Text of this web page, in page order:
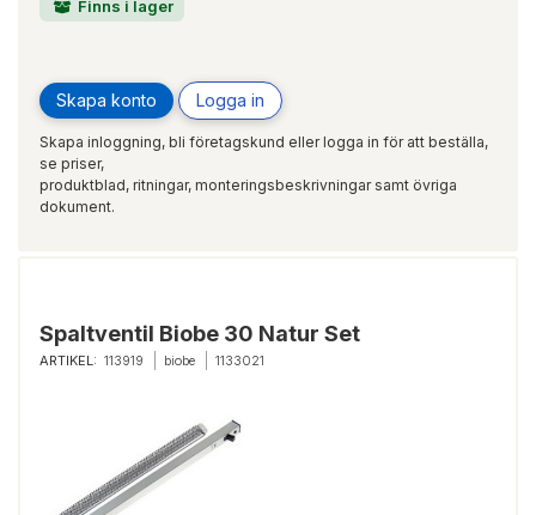
Finns i lager
Skapa konto Logga in
Skapa inloggning, bli företagskund eller logga in för att beställa,
se priser,
produktblad, ritningar, monteringsbeskrivningar samt övriga
dokument.
Spaltventil Biobe 30 Natur Set
ARTIKEL: 113919 biobe 1133021